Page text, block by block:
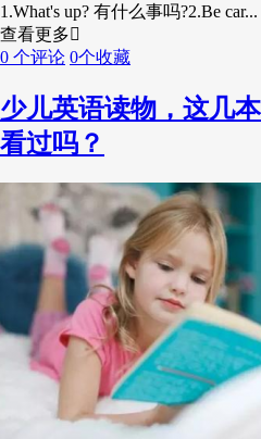
1.What's up? 有什么事吗?2.Be car...
查看更多
0 个评论 0个收藏
少儿英语读物，这几
看过吗？